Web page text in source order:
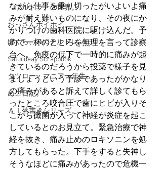
「ウルトラ」の世界。
おっさんホイホイ。
ぼくら、YMOチルドレン。
Saturdeay Scrapbook
タツロー・マニア一年生。
ぬこ日記。
ＡＩ落書きシリーズ。
ながら仕事を乗り切ったがいよいよ痛
みが耐え難いものになり、その夜にか
かりつけの歯科医院に駆け込んだ。予
約で一杯のところを無理を言って診察
台へ。免疫の低下で一時的に痛みが起
きているのだろうから投薬で様子を見
ましょうという予診であったがかなり
の痛みがあると訴えて詳しく診てもら
ったところ咬合圧で歯にヒビが入りそ
こから黴菌が入って神経が炎症を起こ
しているとのお見立て。緊急治療で神
経を抜き、痛み止めのロキソニンを処
方してもらった。下手をすると失神し
そうなほどに痛みがあったので危機一